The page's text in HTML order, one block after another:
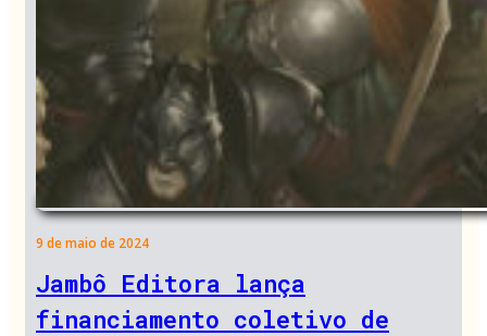
9 de maio de 2024
Jambô Editora lança
financiamento coletivo de